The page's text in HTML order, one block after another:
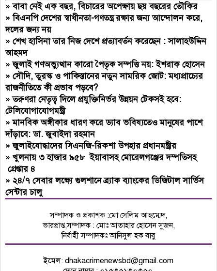
»বাবা নেই এক বছর, বিচারের অপেক্ষায় ছয় বছরের তৌকির
»বিএনপি দেশের স্বাধীনতা-গণতন্ত্র রক্ষার জন্য আন্দোলন করে,
দলের জন্য নয়
»শেখ হাসিনা তার নিজ দেশে প্রত্যাবর্তন করেছেন : সালাহউদ্দিন
আহমদ
»জুলাই গণঅভ্যুত্থান কারো পৈতৃক সম্পত্তি নয়: ইশরাক হোসেন
»সৌদি, তুরস্ক ও পাকিস্তানের নতুন সামরিক জোট: মধ্যপ্রাচ্যের
রাজনীতিতে কী প্রভাব পড়বে?
»তরুণরা নেতৃত্ব দিলে প্রযুক্তিনির্ভর উন্নয়ন টেকসই হবে:
টেলিযোগাযোগমন্ত্রী
»মানবিক অঙ্গীকার ধারণ করে ড্যাব ভবিষ্যতেও মানুষের পাশে
দাঁড়াবে: ডা. জুবাইদা রহমান
»জুলাইযোদ্ধাদের সিএনজি-রিকশা উপহার প্রধানমন্ত্রীর
»খুলনায় ৩ হাজার ৯৫৮ ইয়াবাসহ মোরেলগঞ্জের দম্পতিসহ
গ্রেপ্তার ৪
»২৪/৭ সেবার লক্ষ্যে গুলশানে ব্র্যাক ব্যাংকের ডিজিটাল সার্ভিস
সেন্টার চালু
সম্পাদক ও প্রকাশক :মো সেলিম আহম্মেদ,
ভারপ্রাপ্ত,সম্পাদক : মোঃ আতাহার হোসেন সুজন,
নির্বাহী সম্পাদকঃ আনিসুল হক বাবু
ইমেল: dhakacrimenewsbd@gmail.com